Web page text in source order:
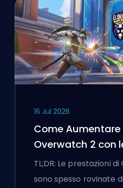
16 Jul 2026
Come Aumentare
Overwatch 2 con
Impostazioni
TL;DR: Le prestazioni
sono spesso rovinate